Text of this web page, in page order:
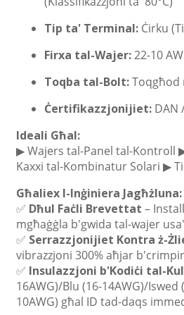
Tip ta' Terminal: Ċirku
Firxa tal-Wajer:22-10
Toqba tal-Bolt:Toqgħod
Ċertifikazzjonijiet:DAN
Ideali Għal:
▶ Wajers tal-Panel tal-Kontroll
Kaxxi tal-Kombinatur Solari ▶
Għaliex l-Inġiniera Jagħżluna:
✅ Dħul Faċli Brevettat –
mgħaġġla b'gwida tal-wajer usa'
✅ Serrazzjonijiet Kontra ż-
vibrazzjoni 300% aħjar
✅ Insulazzjoni b'Kodiċi tal-
16AWG)/Blu (16-14AWG)/Iswed
10AWG) għal ID tad-daqs